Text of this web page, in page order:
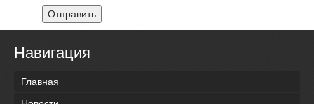
Отправить
Навигация
Главная